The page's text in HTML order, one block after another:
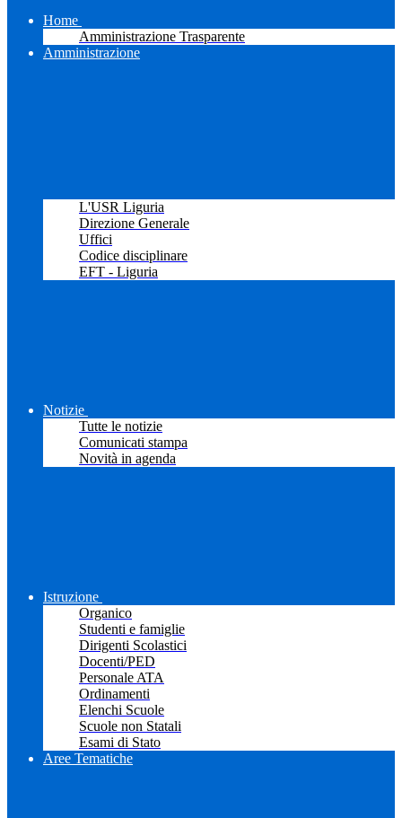
Home
Amministrazione Trasparente
Amministrazione
L'USR Liguria
Direzione Generale
Uffici
Codice disciplinare
EFT - Liguria
Notizie
Tutte le notizie
Comunicati stampa
Novità in agenda
Istruzione
Organico
Studenti e famiglie
Dirigenti Scolastici
Docenti/PED
Personale ATA
Ordinamenti
Elenchi Scuole
Scuole non Statali
Esami di Stato
Aree Tematiche